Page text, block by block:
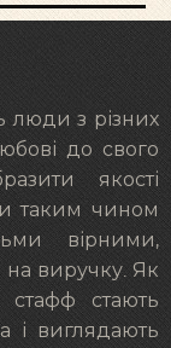
люди з різних
до свого
якості
таким чином
вірними,
виручку. Як
стафф стають
і виглядають